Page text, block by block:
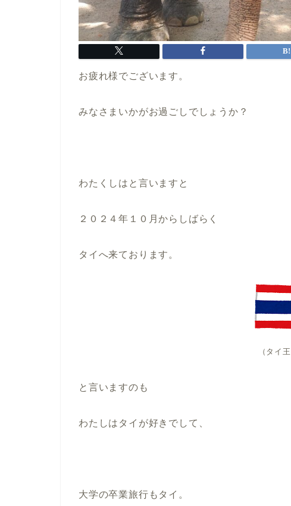
お疲れ様でございます。
みなさまいかがお過ごしでしょうか？
わたくしはと言いますと
２０２４年１０月からしばらく
タイへ来ております。
（タイ
と言いますのも
わたしはタイが好きでして、
大学の卒業旅行もタイ。